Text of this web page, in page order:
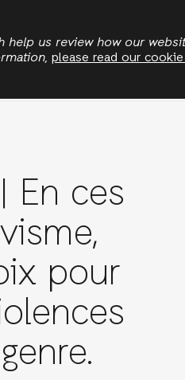
help us review how our
please read our
En ces
pour